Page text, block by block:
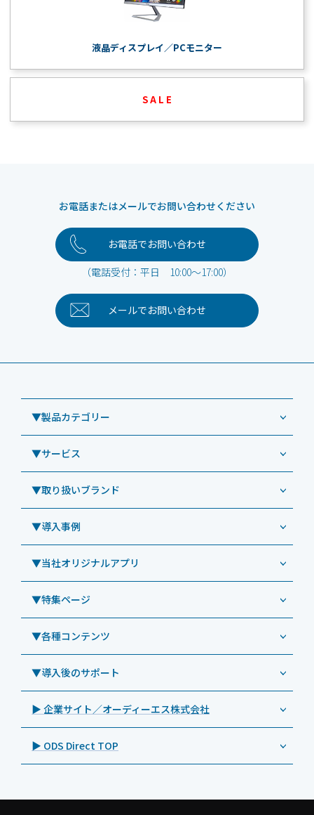
液晶ディスプレイ／PCモニター
S A L E
お電話またはメールでお問い合わせください
お電話でお問い合わせ
（電話受付：平日 10:00～17:00）
メールでお問い合わせ
▼製品カテゴリー
業務用タブレット
Windowsタブレット TW2A-NF9LTA
Windowsタブレット TW2A-N9LTA
Windowsタブレット TW2A-N9LT
Windowsタブレット TW2A-E9LT
Androidタブレット TA2C-NF8
Androidタブレット TA2C-NF8BL
Androidタブレット TA2C-CS8
Androidタブレット TA2C-CS8BL
Androidタブレット TA2C-DR94G
Androidタブレット TA2C-M8AC
Androidタブレット TA2C-M8
▼サービス
コールセンター
CRMシステム「カイゼンコール」
リペアサービス
教育機関向けiPad修理パック
社内ヘルプデスク代行サービス
教育機関向けiPad管理運用パック
教育機関向けICT支援ソリューション
教育機関向けネットワーク機器導入保守
キッティング
自治体向けDXソリューションサービス
法人向けiPad修理＆デバイス買取サービス
▼取り扱いブランド
ODS（オーディーエス）
LG（エルジー）
ViewSonic（ビューソニック）
PHILIPS（フィリップス）
DynaScan（ダイナスキャン）
SAMSUNG（サムスン）
Goodview（グッドビュー）
Cloudpoint（クラウドポイント）
BenQ（ベンキュー）
Magconn（マグコン）
BIAMP ／ Apart Audio（バイアンプ）
▼導入事例
導入事例（業務用タブレット、デジタルサイネージほか）
事例：業務用タブレット端末
事例：業務用サイネージ・プロジェクター
事例：業務用オーディオ・その他AV機器
事例：サービス
▼当社オリジナルアプリ
業務効率化アプリ「NFCオプティマイザー」
サポート支援アプリ「ログ送信アプリ」
MDMアプリ「Tablet Control」
▼特集ページ
業務用タブレット
>特長1：USB Type-Aポート
>特長2：microHDMIポート
>特長3：AC常時給電タイプ
>飲食向けタブレット
>ホテル向けタブレット
▼各種コンテンツ
特集記事
製品カタログ
プレスリリース
製品写真
▼導入後のサポート
オーディーエスPCカスタマーセンター
▶ 企業サイト／オーディーエス株式会社
▶ ODS Direct TOP